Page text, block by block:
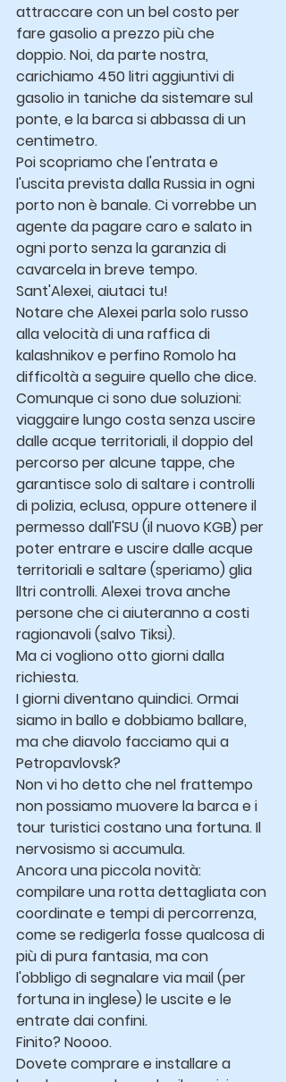
attraccare con un bel costo per
fare gasolio a prezzo più che
doppio. Noi, da parte nostra,
carichiamo 450 litri aggiuntivi di
gasolio in taniche da sistemare sul
ponte, e la barca si abbassa di un
centimetro.
Poi scopriamo che l'entrata e
l'uscita prevista dalla Russia in ogni
porto non è banale. Ci vorrebbe un
agente da pagare caro e salato in
ogni porto senza la garanzia di
cavarcela in breve tempo.
Sant'Alexei, aiutaci tu!
Notare che Alexei parla solo russo
alla velocità di una raffica di
kalashnikov e perfino Romolo ha
difficoltà a seguire quello che dice.
Comunque ci sono due soluzioni:
viaggaire lungo costa senza uscire
dalle acque territoriali, il doppio del
percorso per alcune tappe, che
garantisce solo di saltare i controlli
di polizia, eclusa, oppure ottenere il
permesso dall'FSU (il nuovo KGB) per
poter entrare e uscire dalle acque
territoriali e saltare (speriamo) glia
lltri controlli. Alexei trova anche
persone che ci aiuteranno a costi
ragionavoli (salvo Tiksi).
Ma ci vogliono otto giorni dalla
richiesta.
I giorni diventano quindici. Ormai
siamo in ballo e dobbiamo ballare,
ma che diavolo facciamo qui a
Petropavlovsk?
Non vi ho detto che nel frattempo
non possiamo muovere la barca e i
tour turistici costano una fortuna. Il
nervosismo si accumula.
Ancora una piccola novità:
compilare una rotta dettagliata con
coordinate e tempi di percorrenza,
come se redigerla fosse qualcosa di
più di pura fantasia, ma con
l'obbligo di segnalare via mail (per
fortuna in inglese) le uscite e le
entrate dai confini.
Finito? Noooo.
Dovete comprare e installare a